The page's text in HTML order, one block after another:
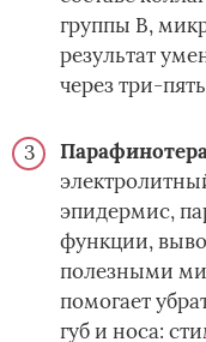
группы В,
результат
через три-
эпидермис,
функции,
полезными
помогает
губ и носа: